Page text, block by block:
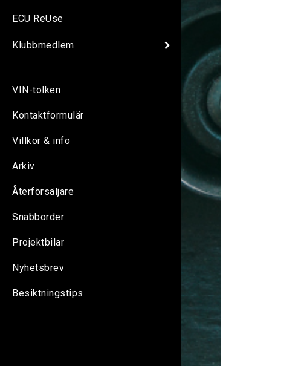
ECU ReUse
Klubbmedlem
VIN-tolken
Kontaktformulär
Villkor & info
Arkiv
Återförsäljare
Snabborder
Projektbilar
Nyhetsbrev
Besiktningstips